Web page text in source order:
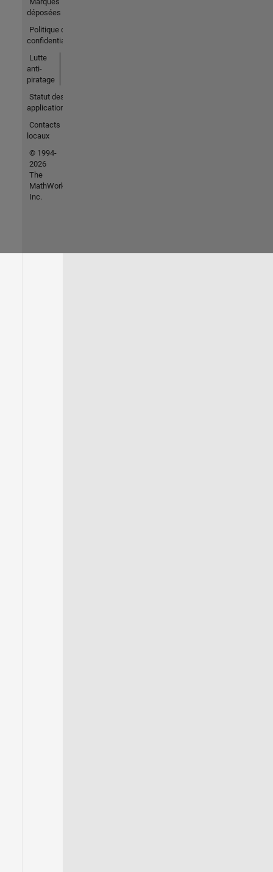
déposées
Politique de
confidentialité
Lutte
anti-
piratage
Statut des
applications
Contacts
locaux
© 1994-
2026
The
MathWorks,
Inc.